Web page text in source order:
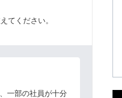
てください。
一部の社員が十分